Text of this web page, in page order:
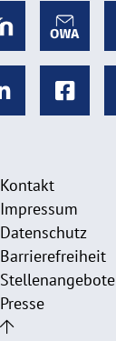
Kontakt
Impressum
Datenschutz
Barrierefreiheit
Stellenangebote
Presse